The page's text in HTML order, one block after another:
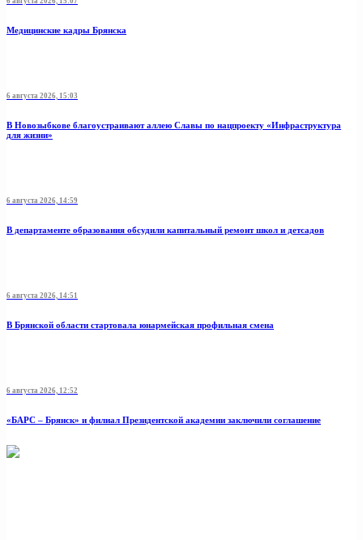
Медицинские кадры Брянска
6 августа 2026, 15:03
В Новозыбкове благоустраивают аллею Славы по нацпроекту «Инфраструктура
для жизни»
6 августа 2026, 14:59
В департаменте образования обсудили капитальный ремонт школ и детсадов
6 августа 2026, 14:51
В Брянской области стартовала юнармейская профильная смена
6 августа 2026, 12:52
«БАРС – Брянск» и филиал Президентской академии заключили соглашение